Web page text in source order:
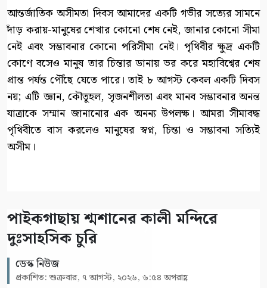
আন্তর্জাতিক অসীমতা দিবস আমাদের একটি গভীর সত্যের সামনে
দাঁড় করায়-মানুষের শেখার কোনো শেষ নেই, জানার কোনো সীমা
নেই এবং সম্ভাবনার কোনো পরিসীমা নেই। পৃথিবীর ক্ষুদ্র একটি
কোণে বসেও মানুষ তার চিন্তার ডানায় ভর করে মহাবিশ্বের শেষ
প্রান্ত পর্যন্ত পৌঁছে যেতে পারে। তাই ৮ আগস্ট কেবল একটি দিবস
নয়; এটি জ্ঞান, কৌতূহল, সৃজনশীলতা এবং মানব সম্ভাবনার অনন্ত
যাত্রাকে সম্মান জানানোর এক অনন্য উপলক্ষ। আমরা সীমাবদ্ধ
পৃথিবীতে বাস করলেও মানুষের স্বপ্ন, চিন্তা ও সম্ভাবনা সত্যিই
অসীম।
পাইকগাছায় শ্মশানের কালী মন্দিরে
দুঃসাহসিক চুরি
ডেস্ক নিউজ
প্রকাশিত: শুক্রবার, ৭ আগস্ট, ২০২৬, ৬:৫৪ অপরাহ্ণ